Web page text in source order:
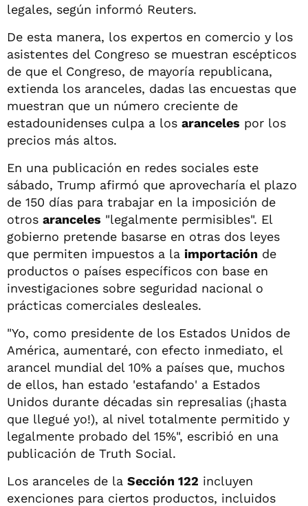
legales, según informó Reuters.
De esta manera, los expertos en comercio y los
asistentes del Congreso se muestran escépticos
de que el Congreso, de mayoría republicana,
extienda los aranceles, dadas las encuestas que
muestran que un número creciente de
estadounidenses culpa a los aranceles por los
precios más altos.
En una publicación en redes sociales este
sábado, Trump afirmó que aprovecharía el plazo
de 150 días para trabajar en la imposición de
otros aranceles "legalmente permisibles". El
gobierno pretende basarse en otras dos leyes
que permiten impuestos a la importación de
productos o países específicos con base en
investigaciones sobre seguridad nacional o
prácticas comerciales desleales.
"Yo, como presidente de los Estados Unidos de
América, aumentaré, con efecto inmediato, el
arancel mundial del 10% a países que, muchos
de ellos, han estado 'estafando' a Estados
Unidos durante décadas sin represalias (¡hasta
que llegué yo!), al nivel totalmente permitido y
legalmente probado del 15%", escribió en una
publicación de Truth Social.
Los aranceles de la Sección 122 incluyen
exenciones para ciertos productos, incluidos